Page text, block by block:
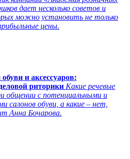
дает несколько советов и
можно установить не только
цены.
и аксессуаров:
риторики Какие речевые
общении с потенциальными и
салонов обуви, а какие – нет,
Анна Бочарова.